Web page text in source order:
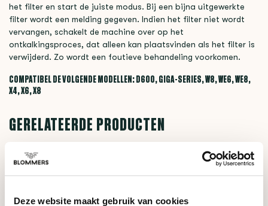
Deze website maakt gebruik van cookies
het filter en start de juiste modus. Bij een bijna uitgewerkte
filter wordt een melding gegeven. Indien het filter niet wordt
vervangen, schakelt de machine over op het
ontkalkingsproces, dat alleen kan plaatsvinden als het filter is
verwijderd. Zo wordt een foutieve behandeling voorkomen.
COMPATIBEL DE VOLGENDE MODELLEN: D600, GIGA-SERIES, W8, WE6, WE8,
X4, X6, X8
GERELATEERDE PRODUCTEN
Reinigingstabletten (25